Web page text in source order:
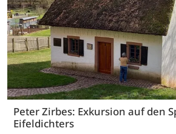
Peter Zirbes: Exkursion auf den
Eifeldichters